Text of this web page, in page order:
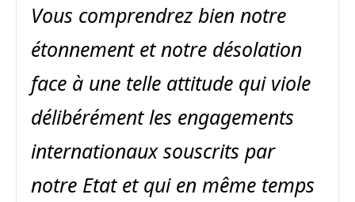
Vous comprendrez bien notre
étonnement et notre désolation
face à une telle attitude qui viole
délibérément les engagements
internationaux souscrits par
notre Etat et qui en même temps